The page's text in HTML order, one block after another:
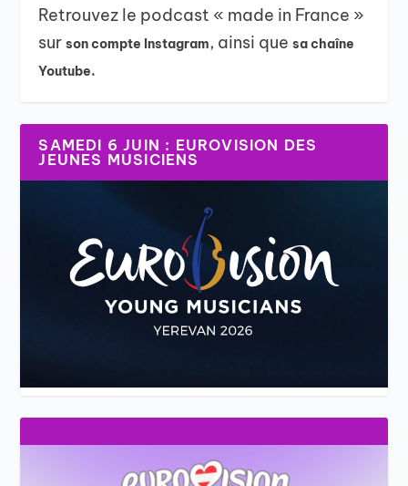
Retrouvez le podcast « made in France »
surson compte Instagram, ainsi quesa chaîne
Youtube.
SAMEDI 6 JUIN : EUROVISION DES
JEUNES MUSICIENS